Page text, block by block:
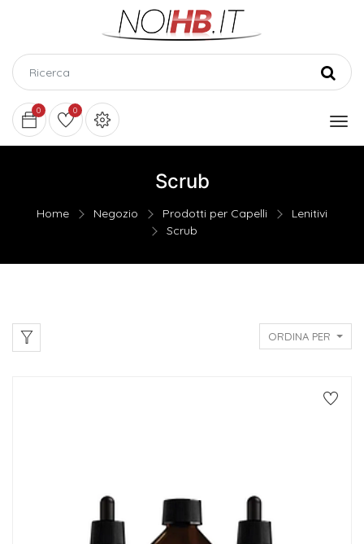
0 0
Scrub
Home Negozio Prodotti per Capelli
Lenitivi
Scrub
ORDINA PER